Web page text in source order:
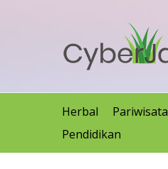
Herbal Pariwisata
Pendidikan